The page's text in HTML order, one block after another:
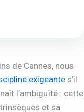
de Cannes, nous
exigeantes’il
l’ambiguïté : cette
et sa